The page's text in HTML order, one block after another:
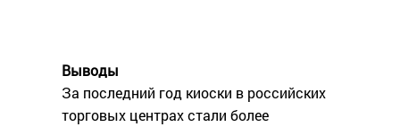
Выводы
За последний год киоски в российских
торговых центрах стали более